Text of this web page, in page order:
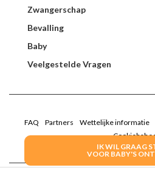
IK WIL GRAAG
VOOR BABY'S
Zwangerschap
Bevalling
Baby
Veelgestelde Vragen
FAQ Partners Wettelijke informatie